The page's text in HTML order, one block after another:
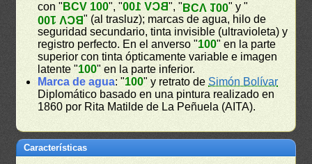
con " BCV 100", "BCV 100", "BCV 100" y "
BCV 100" (al trasluz); marcas de agua, hilo de
seguridad secundario, tinta invisible (ultravioleta) y
registro perfecto. En el anverso "100" en la parte
superior con tinta ópticamente variable e imagen
latente "100" en la parte inferior.
Marca de agua: "100" y retrato deSimón Bolívar
Diplomático basado en una pintura realizado en
1860 por Rita Matilde de La Peñuela (AITA).
Características